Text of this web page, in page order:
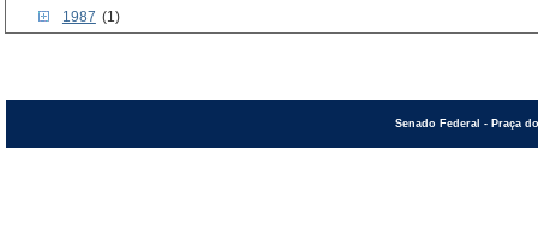
1987 (1)
Senado Federal - Praça